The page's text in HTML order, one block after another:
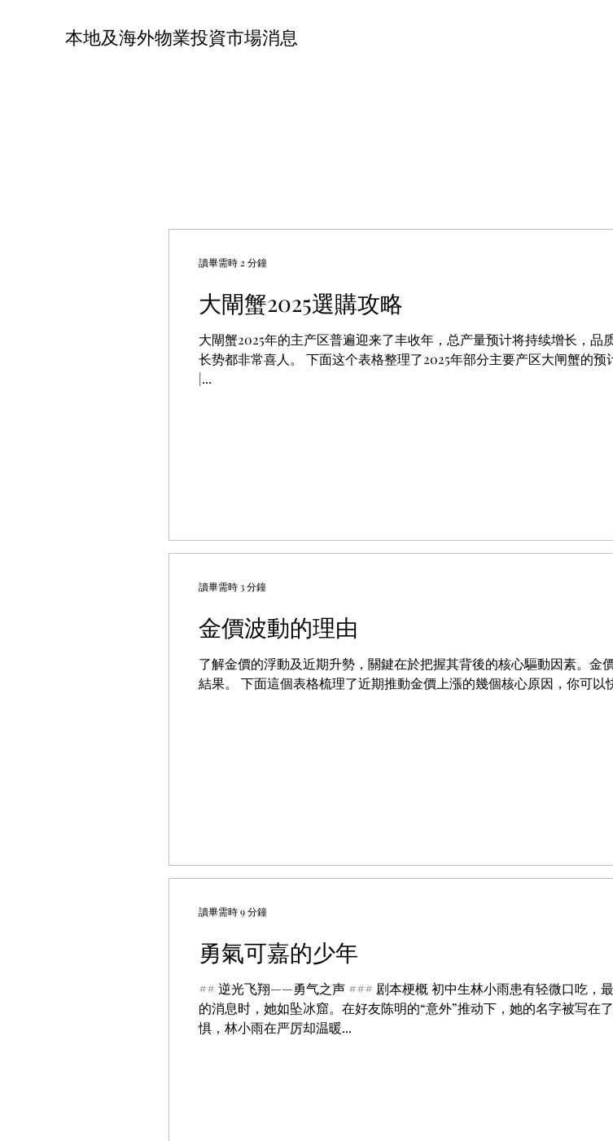
本地及海外物業投資市場消息
大閘蟹2025選購攻略
大閘蟹2025年的主产区普遍迎来了丰收年，总产量预计将持续增长，
长势都非常喜人。 下面这个表格整理了2025年部分主要产区大闸蟹的
|...
讀畢需時 2 分鐘
金價波動的理由
了解金價的浮動及近期升勢，關鍵在於把握其背後的核心驅動因素。
結果。 下面這個表格梳理了近期推動金價上漲的幾個核心原因，你可
讀畢需時 3 分鐘
勇氣可嘉的少年
## 逆光飞翔——勇气之声 ### 剧本梗概 初中生林小雨患有轻微口吃，
的消息时，她如坠冰窟。在好友陈明的“意外”推动下，她的名字被写
惧，林小雨在严厉却温暖...
讀畢需時 9 分鐘